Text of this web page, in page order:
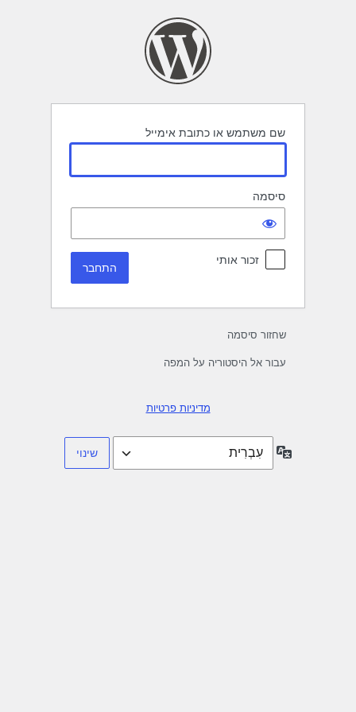
שם משתמש או כתובת אימייל
סיסמה
זכור אותי
שחזור סיסמה
עבור אל היסטוריה על המפה
מדיניות פרטיות
שפה